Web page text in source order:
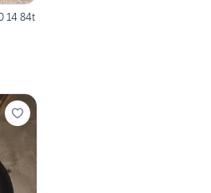
14 84t